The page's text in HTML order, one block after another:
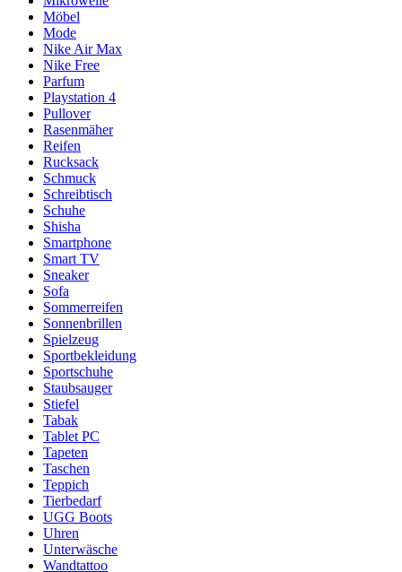
Möbel
Mode
Nike Air Max
Nike Free
Parfum
Playstation 4
Pullover
Rasenmäher
Reifen
Rucksack
Schmuck
Schreibtisch
Schuhe
Shisha
Smartphone
Smart TV
Sneaker
Sofa
Sommerreifen
Sonnenbrillen
Spielzeug
Sportbekleidung
Sportschuhe
Staubsauger
Stiefel
Tabak
Tablet PC
Tapeten
Taschen
Teppich
Tierbedarf
UGG Boots
Uhren
Unterwäsche
Wandtattoo